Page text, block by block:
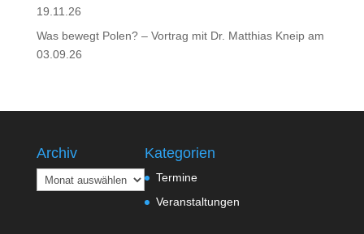
19.11.26
Was bewegt Polen? – Vortrag mit Dr. Matthias Kneip am
03.09.26
Archiv
Archiv
Kategorien
Termine
Veranstaltungen